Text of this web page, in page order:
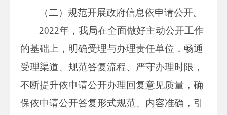
（二）规范开展政府信息依申请公开。
2022年，我局在全面做好主动公开工作
的基础上，明确受理与办理责任单位，畅通
受理渠道、规范答复流程、严守办理时限，
不断提升依申请公开办理回复意见质量，确
保依申请公开答复形式规范、内容准确，引